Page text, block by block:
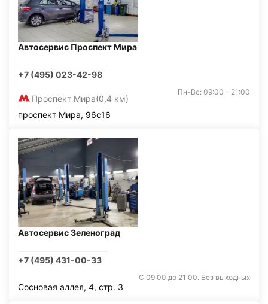
Автосервис Проспект Мира
+7 (495) 023-42-98
Проспект Мира(0,4 км)
Пн-Вс: 09:00 - 21:00
проспект Мира, 96с16
Автосервис Зеленоград
+7 (495) 431-00-33
С 09:00 до 21:00. Без выходных
Сосновая аллея, 4, стр. 3